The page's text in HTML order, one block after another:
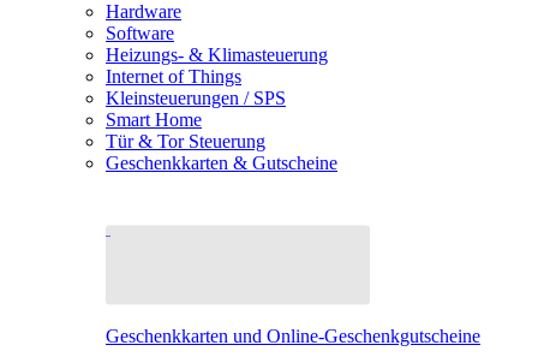
Hardware
Software
Heizungs- & Klimasteuerung
Internet of Things
Kleinsteuerungen / SPS
Smart Home
Tür & Tor Steuerung
Geschenkkarten & Gutscheine
Geschenkkarten und Online-Geschenkgutscheine